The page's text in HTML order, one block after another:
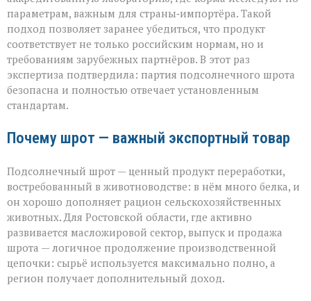
параметрам, важным для страны‑импортёра. Такой
подход позволяет заранее убедиться, что продукт
соответствует не только российским нормам, но и
требованиям зарубежных партнёров. В этот раз
экспертиза подтвердила: партия подсолнечного шрота
безопасна и полностью отвечает установленным
стандартам.
Почему шрот — важный экспортный товар
Подсолнечный шрот — ценный продукт переработки,
востребованный в животноводстве: в нём много белка, и
он хорошо дополняет рацион сельскохозяйственных
животных. Для Ростовской области, где активно
развивается масложировой сектор, выпуск и продажа
шрота — логичное продолжение производственной
цепочки: сырьё используется максимально полно, а
регион получает дополнительный доход.